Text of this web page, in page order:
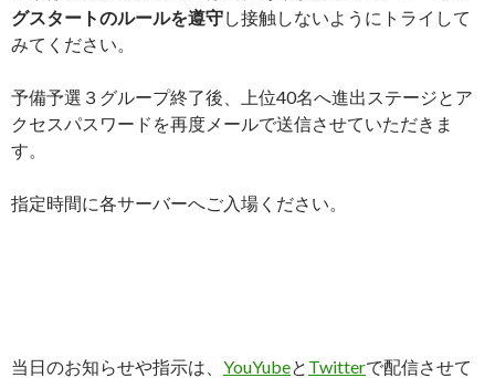
グスタートのルールを遵守し接触しないようにトライして
みてください。
予備予選３グループ終了後、上位40名へ進出ステージとア
クセスパスワードを再度メールで送信させていただきま
す。
指定時間に各サーバーへご入場ください。
当日のお知らせや指示は、 YouYubeと Twitterで配信させて